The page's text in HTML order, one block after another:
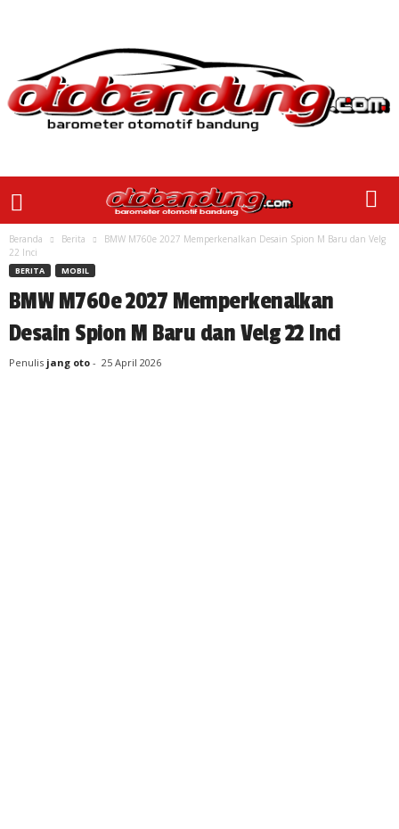
Beranda Berita
BMW M760e 2027 Memperkenalkan Desain Spion M Baru dan Velg
22 Inci
BERITA MOBIL
BMW M760e 2027 Memperkenalkan
Desain Spion M Baru dan Velg 22 Inci
Penulis jang oto - 25 April 2026